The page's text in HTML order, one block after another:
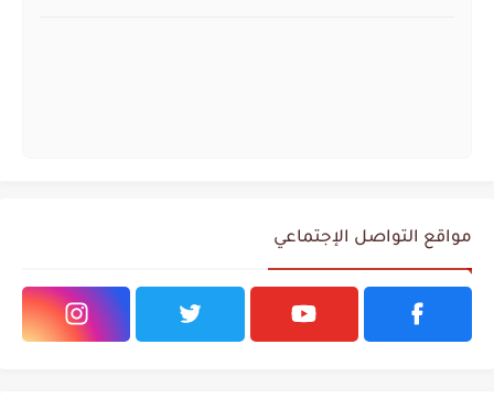
مواقع التواصل الإجتماعي